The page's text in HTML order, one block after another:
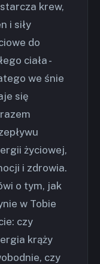
krew,
i siły
do
ciała -
we śnie
się
życiowej,
i zdrowia.
o tym, jak
w Tobie
czy
krąży
czy